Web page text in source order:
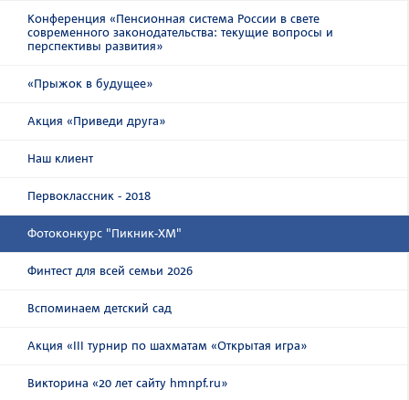
Конференция «Пенсионная система России в свете
современного законодательства: текущие вопросы и
перспективы развития»
«Прыжок в будущее»
Акция «Приведи друга»
Наш клиент
Первоклассник - 2018
Фотоконкурс "Пикник-ХМ"
Финтест для всей семьи 2026
Вспоминаем детский сад
Акция «III турнир по шахматам «Открытая игра»
Викторина «20 лет сайту hmnpf.ru»